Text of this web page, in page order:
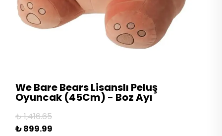
We Bare Bears Lisanslı Peluş
Oyuncak (45Cm) - Boz Ayı
₺ 1,416.65
₺ 899.99